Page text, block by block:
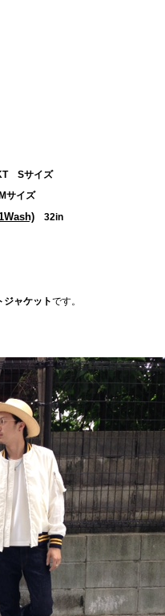
Sサイズ
サイズ
32in
ジャケットです。